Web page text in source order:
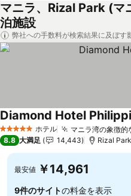
マニラ、Rizal Park (マ
泊施設
弊社への手数料が検索結果に及ぼす
5 ホテルのランク
ホテル マニラ湾の象徴的
Diamond Hotel
8.8 大満足 14,443 Rizal
最安値 ￥14,961
9件のサイトの料金を表示